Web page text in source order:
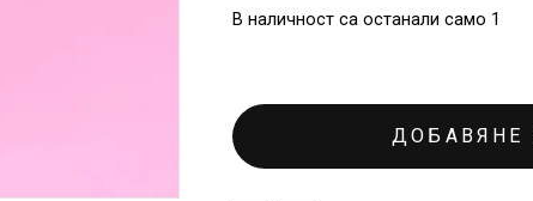
В наличност са останали само 1
ДОБАВЯНЕ